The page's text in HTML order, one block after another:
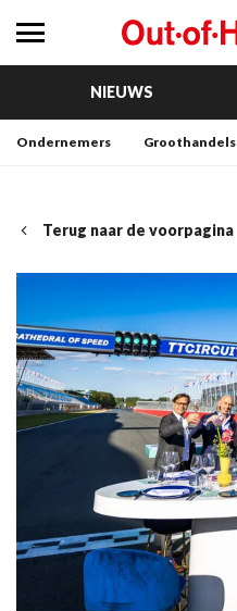
NIEUWS
Ondernemers Groothandels
Terug naar de voorpagina